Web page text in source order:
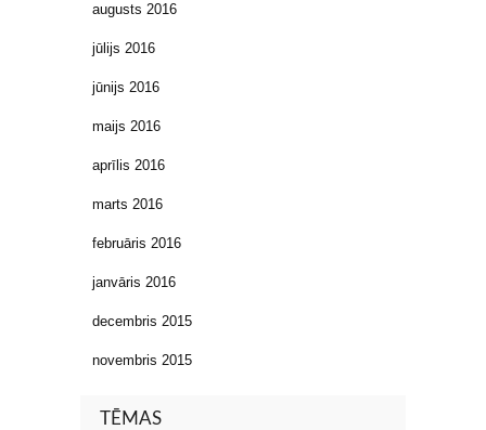
augusts 2016
jūlijs 2016
jūnijs 2016
maijs 2016
aprīlis 2016
marts 2016
februāris 2016
janvāris 2016
decembris 2015
novembris 2015
TĒMAS